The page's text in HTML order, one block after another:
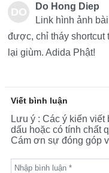
DO
HO
NG
P
Do Hong Diep
Link hình ảnh
được, chỉ tháy shortcut
lại giùm. Adida Phật!
Viết bình luận
Lưu ý : Các ý kiến
dấu hoặc có tính chất
Cám ơn sự đóng góp